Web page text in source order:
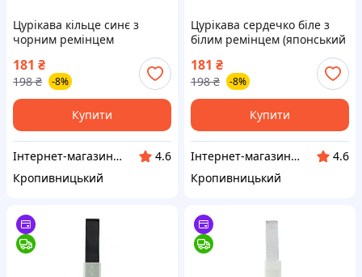
Цурікава кільце синє з
чорним ремінцем
(японський поручень JDM)
(вр-во Завод) CH
181 ₴
198 ₴ -8%
Купити
Інтернет-магазин "Запчастинки"
4.6
Кропивницький
Цурікава сердечко біле з
білим ремінцем (японський
поручень JDM) (вр-во Завод)
CH
181 ₴
198 ₴ -8%
Купити
Інтернет-магазин "Запчастинки"
4.6
Кропивницький